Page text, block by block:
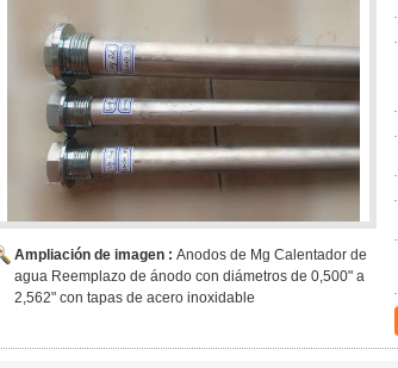
Ampliación de imagen : Anodos de Mg Calentador de
agua Reemplazo de ánodo con diámetros de 0,500" a
2,562" con tapas de acero inoxidable